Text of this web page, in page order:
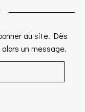
au site. Dès
un message.